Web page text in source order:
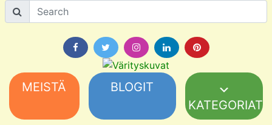
MEISTÄ
BLOGIT
KATEGORIAT